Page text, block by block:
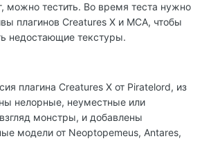
можно тестить. Во время теста нужно
плагинов Creatures X и MCA, чтобы
недостающие текстуры.
плагина Creatures X от Piratelord, из
нелорные, неуместные или
монстры, и добавлены
модели от Neoptopemeus, Antares,